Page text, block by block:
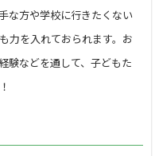
な方や学校に行きたくない
力を入れておられます。お
験などを通して、子どもた